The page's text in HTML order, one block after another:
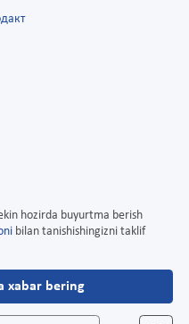
hozirda buyurtma berish
bilan tanishishingizni taklif
xabar bering